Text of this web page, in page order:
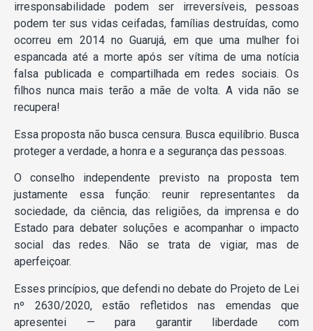
irresponsabilidade podem ser irreversíveis, pessoas
podem ter sus vidas ceifadas, famílias destruídas, como
ocorreu em 2014 no Guarujá, em que uma mulher foi
espancada até a morte após ser vítima de uma notícia
falsa publicada e compartilhada em redes sociais. Os
filhos nunca mais terão a mãe de volta. A vida não se
recupera!
Essa proposta não busca censura. Busca equilíbrio. Busca
proteger a verdade, a honra e a segurança das pessoas.
O conselho independente previsto na proposta tem
justamente essa função: reunir representantes da
sociedade, da ciência, das religiões, da imprensa e do
Estado para debater soluções e acompanhar o impacto
social das redes. Não se trata de vigiar, mas de
aperfeiçoar.
Esses princípios, que defendi no debate do Projeto de Lei
nº 2630/2020, estão refletidos nas emendas que
apresentei — para garantir liberdade com